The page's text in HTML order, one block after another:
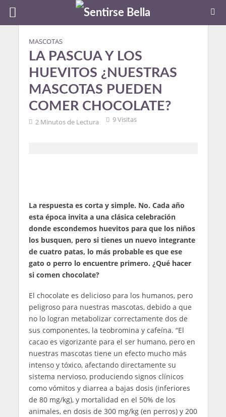
MASCOTAS
LA PASCUA Y LOS
HUEVITOS ¿NUESTRAS
MASCOTAS PUEDEN
COMER CHOCOLATE?
2 Minutos de Lectura 9 Visitas
La respuesta es corta y simple. No. Cada año
esta época invita a una clásica celebración
donde escondemos huevitos para que los niños
los busquen, pero si tienes un nuevo integrante
de cuatro patas, lo más probable es que ese
gato o perro lo encuentre primero. ¿Qué hacer
si comen chocolate?
El chocolate es delicioso para los humanos, pero
peligroso para nuestras mascotas, debido a que
no lo logran metabolizar correctamente dos de
sus componentes, la teobromina y cafeína. “El
cacao es vigorizante para el ser humano, pero en
nuestras mascotas tiene un efecto mucho más
intenso y tóxico, afectando directamente su
sistema nervioso, produciendo signos clínicos
como vómitos y diarrea a bajas dosis (inferiores
de 80 mg/kg), y mortalidad en el 50% de los
animales, en dosis de 300 mg/kg (en perros) y 200